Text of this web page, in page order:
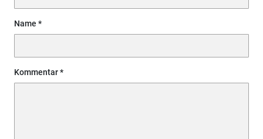
Name
Kommentar